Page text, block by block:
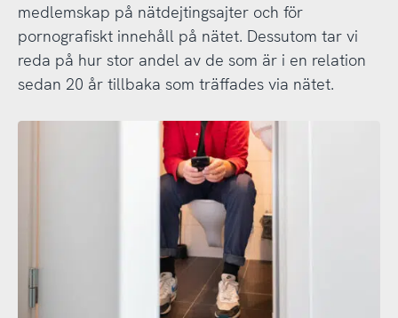
medlemskap på nätdejtingsajter och för
pornografiskt innehåll på nätet. Dessutom tar vi
reda på hur stor andel av de som är i en relation
sedan 20 år tillbaka som träffades via nätet.